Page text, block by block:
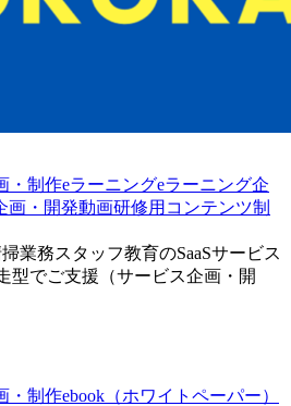
・制作eラーニングeラーニング企
画・開発動画研修用コンテンツ制
業務スタッフ教育のSaaSサービス
型でご支援（サービス企画・開
・制作ebook（ホワイトペーパー）